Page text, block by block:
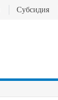
Субсидия